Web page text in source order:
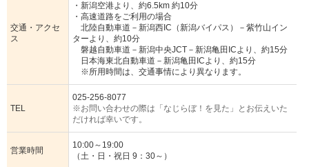
交通・アクセ
ス
・新潟空港より、約6.5km 約10分
・高速道路をご利用の場合
北陸自動車道－新潟西IC（新潟バイパス）－紫竹山イン
ターより、約10分
磐越自動車道－新潟中央JCT－新潟亀田ICより、約15分
日本海東北自動車道－新潟亀田ICより、約15分
※所用時間は、交通事情により異なります。
TEL
025-256-8077
※お問い合わせの際は「なじらぼ！を見た」とお伝えいた
だければ幸いです。
営業時間
10:00～19:00
（土・日・祝日 9：30～）